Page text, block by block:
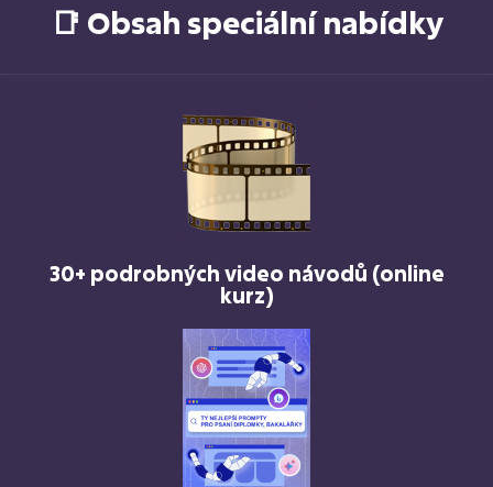
📑 Obsah speciální nabídky
30+ podrobných video návodů (online
kurz)